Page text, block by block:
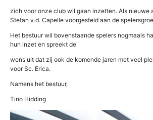
zich voor onze club wil gaan inzetten. Als nieuwe
Stefan v.d. Capelle voorgesteld aan de
Het bestuur wil bovenstaande spelers nogmaals
hun inzet en spreekt de
wens uit dat zij ook de komende jaren met veel
voor Sc. Erica.
Namens het bestuur,
Tino Hidding